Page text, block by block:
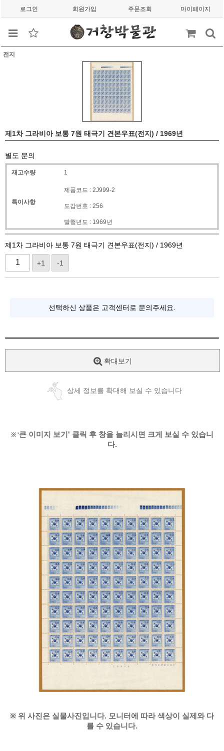
로그인 회원가입 주문조회 마이페이지
전지
제1차 그라비아 보통 7원 태극기 견본우표(전지) / 1969년
별도 문의
재고수량 1
특이사항
제품코드 : 2J999-2
도감번호 : 256
발행년도 : 1969년
제1차 그라비아 보통 7원 태극기 견본우표(전지) / 1969년
+1 -1
선택하신 상품은 고객센터로 문의주세요.
확대보기
상세 정보를 확대해 보실 수 있습니다
※ '큰 이미지 보기' 클릭 후 창을 늘리시면 크게 보실 수 있습니
다.
※ 위 사진은 실물사진입니다. 모니터에 따라 색상이 실제와 다
를 수 있습니다.